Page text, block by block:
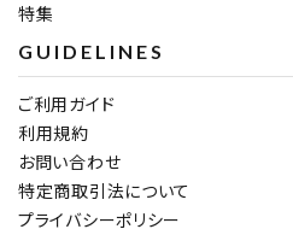
特集
GUIDELINES
ご利用ガイド
利用規約
お問い合わせ
特定商取引法について
プライバシーポリシー